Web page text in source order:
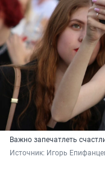
Важно запечатлеть
Источник: Игорь